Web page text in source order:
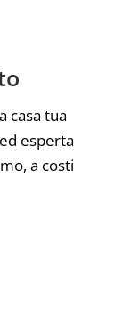
casa tua
esperta
a costi